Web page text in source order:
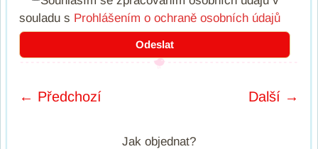
souladu s Prohlášením o ochraně osobních údajů
← Předchozí Další →
Jak objednat?